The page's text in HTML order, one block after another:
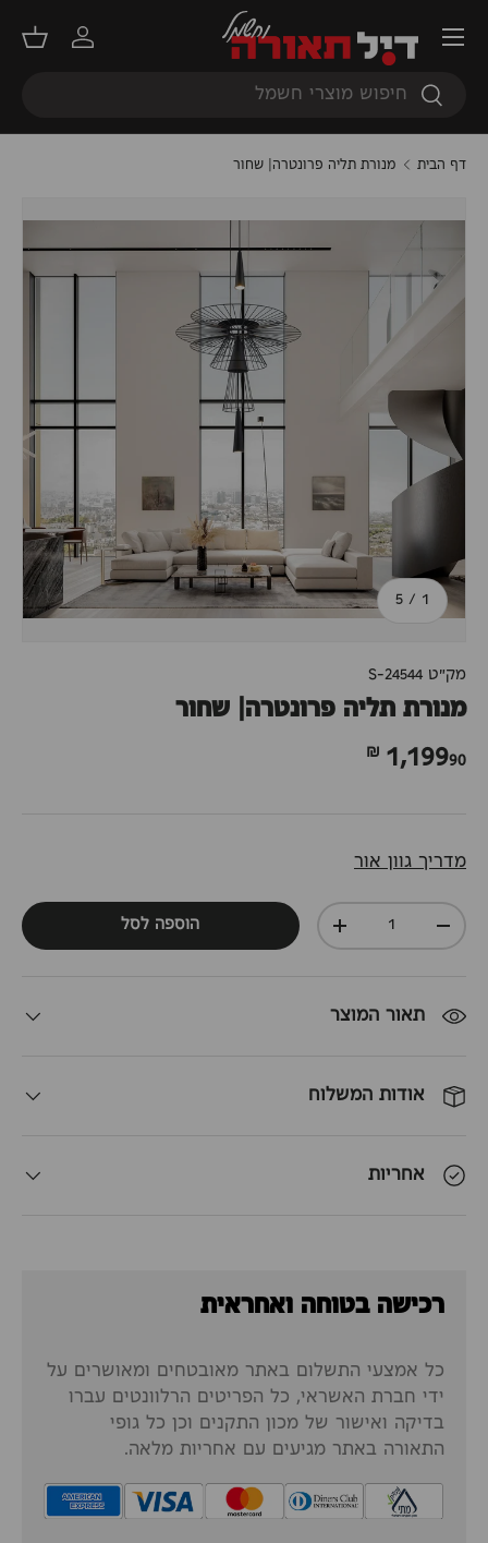
דילוג
חיפוש
חיפוש
התחברות
סל
תפריט
דף הבית מנורת תליה פרונטרה| שחור
1
/ מתוך
5
מק"ט S-24544
מנורת תליה פרונטרה| שחור
1,19990 ₪
מדריך גוון אור
כמות
-
+ הוספה לסל
תאור המוצר
אודות המשלוח
אחריות
רכישה בטוחה ואחראית
כל אמצעי התשלום באתר מאובטחים ומאושרים על
ידי חברת האשראי, כל הפריטים הרלוונטים עברו
בדיקה ואישור של מכון התקנים וכן כל גופי
התאורה באתר מגיעים עם אחריות מלאה.